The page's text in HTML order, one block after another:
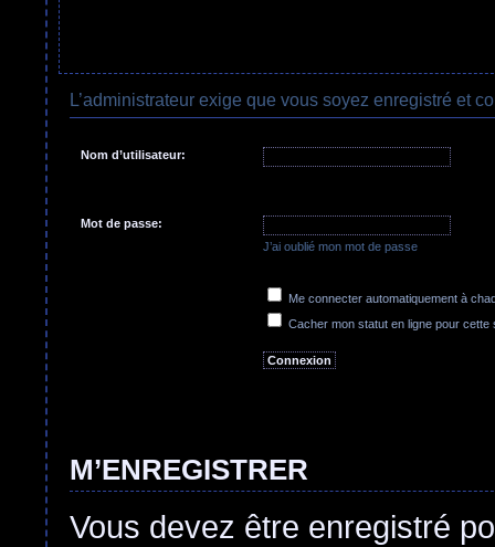
L’administrateur exige que vous soyez enregistré et
Nom d’utilisateur:
Mot de passe:
J’ai oublié mon mot de passe
Me connecter automatiquement à
Cacher mon statut en ligne pour cette
M’ENREGISTRER
Vous devez être enregistré